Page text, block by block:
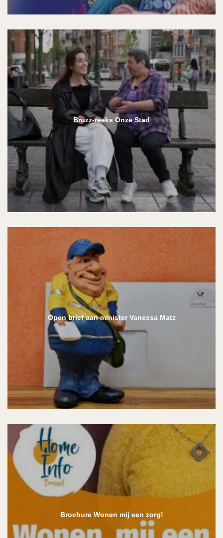
Bruzz-reeks Onze Stad
Open brief aan minister Vanessa Matz
Brochure Wonen mij een zorg!